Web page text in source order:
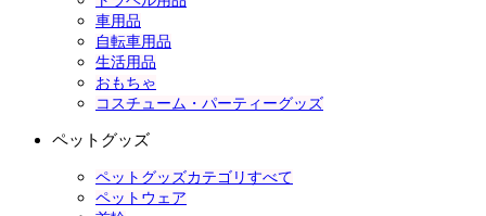
車用品
自転車用品
生活用品
おもちゃ
コスチューム・パーティーグッズ
ペットグッズ
ペットグッズカテゴリすべて
ペットウェア